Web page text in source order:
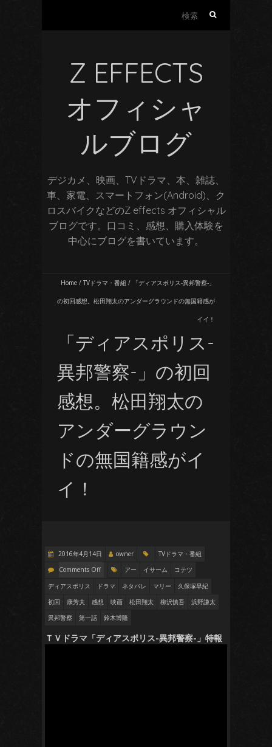
Z EFFECTS
オフィシャ
ルブログ
デジカメ、映画、TVドラマ、本、雑誌、
車、家電、スマートフォン(Android)、ク
ロスバイクなどのZ effects オフィシャル
ブログです。口コミ、感想、購入体験を
中心にブログを書いています。
Home / TVドラマ・番組 / 「ディアスポリス-異邦警察-」
の初回感想。松田翔太のアンダーグラウンドの無国籍感が
イイ！
「ディアスポリス-
異邦警察-」の初回
感想。松田翔太の
アンダーグラウン
ドの無国籍感がイ
イ！
2016年4月14日 owner
TVドラマ・番組
Comments Off
アー イサーム
コテツ
ディアスポリス
ドラマ ネタバレ マリー
久保塚早紀
初回
康芳夫 感想 映画 松田翔太 柳沢慎吾
浜野謙太
異邦警察
第一話 鈴木博隆
ＴＶドラマ「ディアスポリス-異邦警察-」特報